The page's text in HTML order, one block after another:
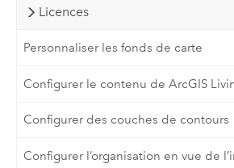
Licences
Personnaliser les fonds de carte
Configurer le contenu de ArcGIS
Configurer des couches de contours
Configurer l’organisation en vue de